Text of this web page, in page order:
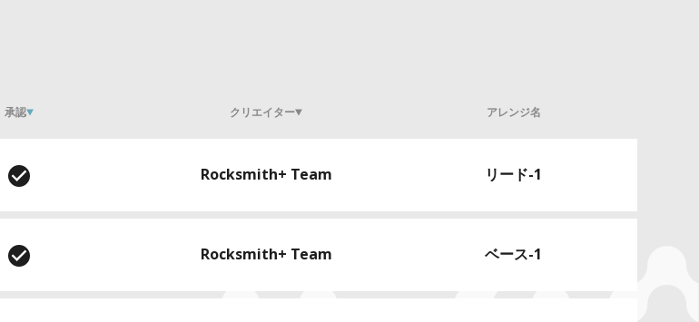
承認 クリエイター アレンジ名
Rocksmith+ Team リード-1
Rocksmith+ Team ベース-1